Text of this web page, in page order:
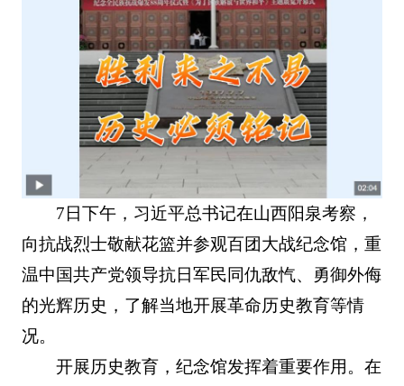
7日下午，习近平总书记在山西阳泉考察，
向抗战烈士敬献花篮并参观百团大战纪念馆，重
温中国共产党领导抗日军民同仇敌忾、勇御外侮
的光辉历史，了解当地开展革命历史教育等情
况。
开展历史教育，纪念馆发挥着重要作用。在